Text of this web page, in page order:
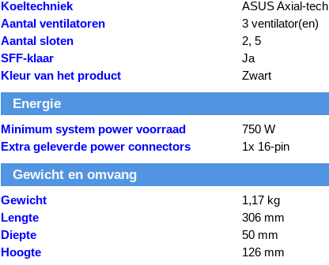
Koeltechniek
ASUS Axial-tech
Aantal ventilatoren
3 ventilator(en)
Aantal sloten
2, 5
SFF-klaar
Ja
Kleur van het product
Zwart
Energie
Minimum system power voorraad
750 W
Extra geleverde power connectors
1x 16-pin
Gewicht en omvang
Gewicht
1,17 kg
Lengte
306 mm
Diepte
50 mm
Hoogte
126 mm